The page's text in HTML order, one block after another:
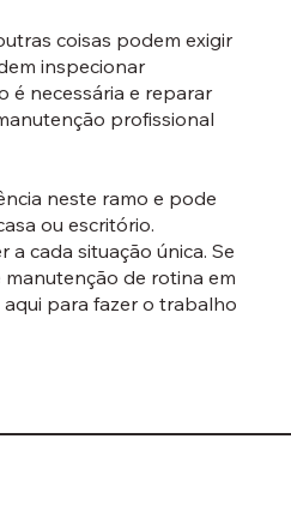
coisas podem exigir
inspecionar
é necessária e reparar
profissional
neste ramo e pode
ou escritório.
cada situação única. Se
de rotina em
aqui para fazer o trabalho